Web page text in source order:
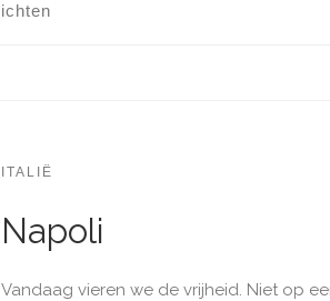
ITALIË
Napoli
Vandaag vieren we de vrijheid. Niet op